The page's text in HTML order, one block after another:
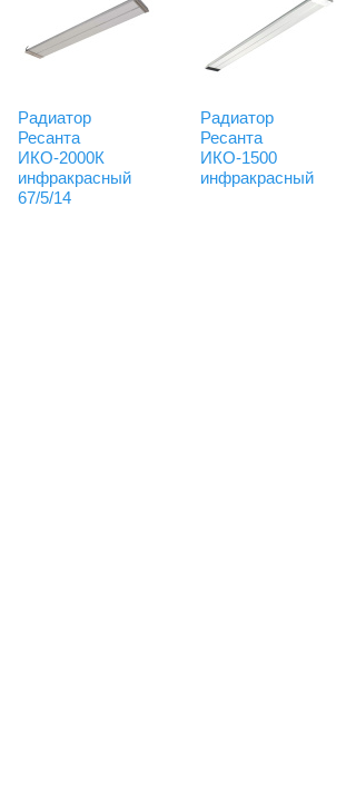
Радиатор
Ресанта
ИКО-2000К
инфракрасный
67/5/14
Радиатор
Ресанта
ИКО-1500
инфракрасный